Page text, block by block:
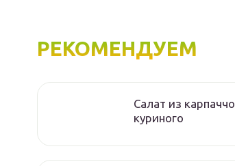
РЕКОМЕНДУЕМ
Салат из карпаччо
куриного